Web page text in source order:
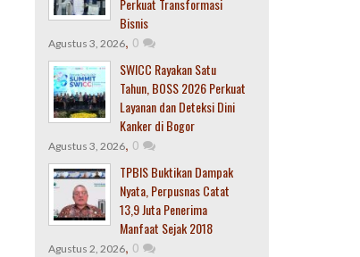
Perkuat Transformasi
Bisnis
Agustus 3, 2026, 0
SWICC Rayakan Satu
Tahun, BOSS 2026 Perkuat
Layanan dan Deteksi Dini
Kanker di Bogor
Agustus 3, 2026, 0
TPBIS Buktikan Dampak
Nyata, Perpusnas Catat
13,9 Juta Penerima
Manfaat Sejak 2018
Agustus 2, 2026, 0